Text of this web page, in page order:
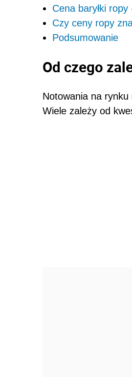
Cena baryłki
Czy ceny ropy
Podsumowanie
Od czego
Notowania na
Wiele zależy od